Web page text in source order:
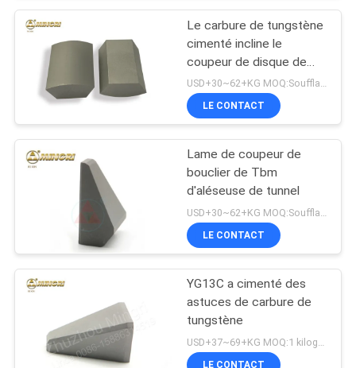
Le carbure de tungstène
cimenté incline le
coupeur de disque de
TBM
USD+30~62+KG MOQ:Soufflage de sable
LE CONTACT
Lame de coupeur de
bouclier de Tbm
d'aléseuse de tunnel
USD+30~62+KG MOQ:Soufflage de sable
LE CONTACT
YG13C a cimenté des
astuces de carbure de
tungstène
LE CONTACT